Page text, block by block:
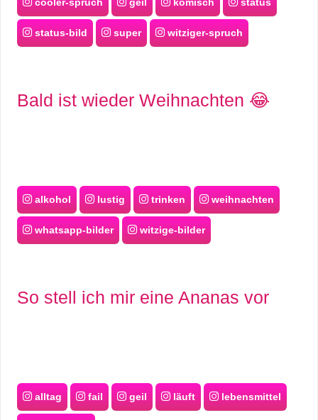
status-bild super witziger-spruch
Bald ist wieder Weihnachten 😂
alkohol lustig trinken weihnachten
whatsapp-bilder witzige-bilder
So stell ich mir eine Ananas vor
alltag fail geil läuft lebensmittel